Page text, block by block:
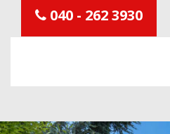
040 - 262 3930